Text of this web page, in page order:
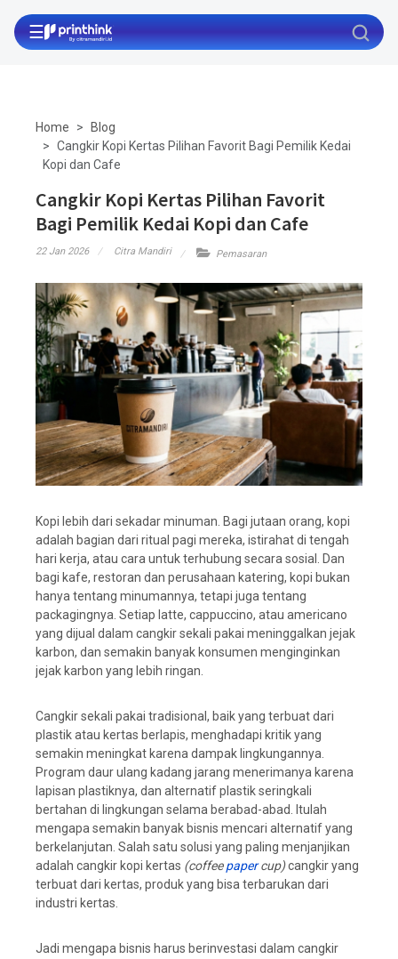
☰
Home
Blog
Cangkir Kopi Kertas Pilihan Favorit Bagi Pemilik Kedai
Kopi dan Cafe
Cangkir Kopi Kertas Pilihan Favorit
Bagi Pemilik Kedai Kopi dan Cafe
22 Jan 2026 Citra Mandiri Pemasaran
Kopi lebih dari sekadar minuman. Bagi jutaan orang, kopi
adalah bagian dari ritual pagi mereka, istirahat di tengah
hari kerja, atau cara untuk terhubung secara sosial. Dan
bagi kafe, restoran dan perusahaan katering, kopi bukan
hanya tentang minumannya, tetapi juga tentang
packagingnya. Setiap latte, cappuccino, atau americano
yang dijual dalam cangkir sekali pakai meninggalkan jejak
karbon, dan semakin banyak konsumen menginginkan
jejak karbon yang lebih ringan.
Cangkir sekali pakai tradisional, baik yang terbuat dari
plastik atau kertas berlapis, menghadapi kritik yang
semakin meningkat karena dampak lingkungannya.
Program daur ulang kadang jarang menerimanya karena
lapisan plastiknya, dan alternatif plastik seringkali
bertahan di lingkungan selama berabad-abad. Itulah
mengapa semakin banyak bisnis mencari alternatif yang
berkelanjutan. Salah satu solusi yang paling menjanjikan
adalah cangkir kopi kertas (coffeepapercup)cangkir yang
terbuat dari kertas, produk yang bisa terbarukan dari
industri kertas.
Jadi mengapa bisnis harus berinvestasi dalam cangkir